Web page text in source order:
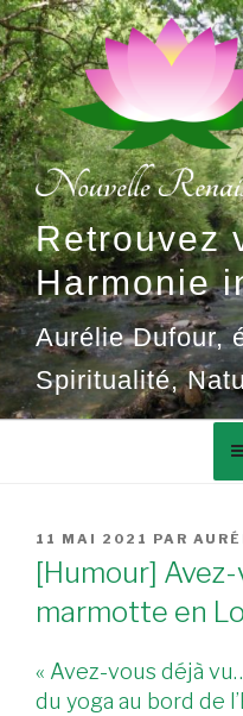
Aller
au
contenu
principal
Retrouvez
Harmonie
Aurélie Dufour,
Spiritualité,
PUBLIÉ
LE
11 MAI 2021 PAR
[Humour]
marmotte en
« Avez-vous déjà
du yoga au bord de